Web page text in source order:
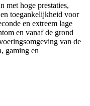
met hoge prestaties,
toegankelijkheid voor
en extreem lage
en vanaf de grond
van de
gaming en